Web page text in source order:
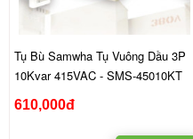
Tụ Bù Samwha Tụ Vuông Dầu 3P
10Kvar 415VAC - SMS-45010KT
610,000đ